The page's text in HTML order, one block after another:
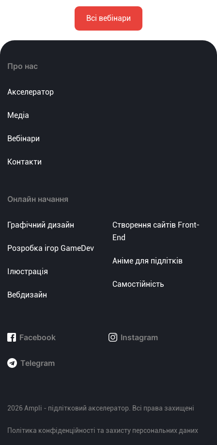
Всі вебінари
Про нас
Акселератор
Медіа
Вебінари
Контакти
Онлайн начання
Графічний дизайн
Розробка ігор GameDev
Ілюстрація
Вебдизайн
Створення сайтів Front-
End
Аніме для підлітків
Самостійність
Facebook Instagram
Telegram
2026 Ampli - підлітковий акселератор. Всі права захищені
Політика конфіденційності та захисту персональних даних